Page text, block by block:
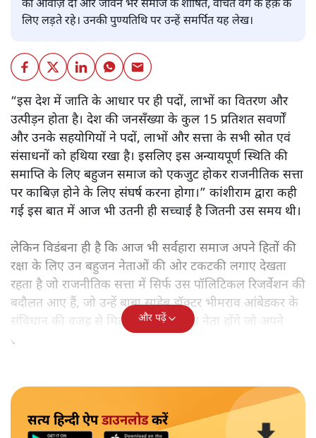
को आवाज़ दी और जीवन भर समाज के शोषित, वंचित वर्ग के हक़ के
लिए लड़ते रहे। उनकी पुण्यतिथि पर उन्हें समर्पित यह लेख।
“इस देश में जाति के आधार पर ही पदों, लाभों का वितरण और
उत्पीड़न होता है। देश की जनसँख्या के कुल 15 प्रतिशत सवर्णों
और उनके सहयोगियों ने पदों, लाभों और सत्ता के सभी स्रोत एवं
संसाधनों को हथिया रखा है। इसलिए इस अन्यायपूर्ण स्थिति की
समाप्ति के लिए बहुजन समाज को एकजुट होकर राजनीतिक सत्ता
पर काबिज़ होने के लिए संघर्ष करना होगा।” कांशीराम द्वारा कही
गई इस बात में आज भी उतनी ही सच्चाई है जितनी उस समय थी।
लेकिन विडंबना ही है कि आज भी सर्वहारा समाज अपने हितों की
रक्षा के लिए उन बहुजन नेताओं की ओर टकटकी लगाए देखता
रहता है जो राजनीतिक सत्ता में सिर्फ उस पॉलिटिकल रिजर्वेशन की
बदौलत आए हैं, जो उन्हें बाबा साहेब डॉक्टर भीमराव आंबेडकर के
संविधान की वजह से मिला। ऐसे बहुत कम नेता होंगे जो अपने
समाज के मुद्दों को विधानसभाओं में और संसद में उठाते हैं।
और पढ़ें
सत्य हिन्दी ऐपडाउनलोडकरें